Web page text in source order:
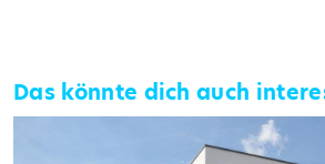
Das könnte dich auch